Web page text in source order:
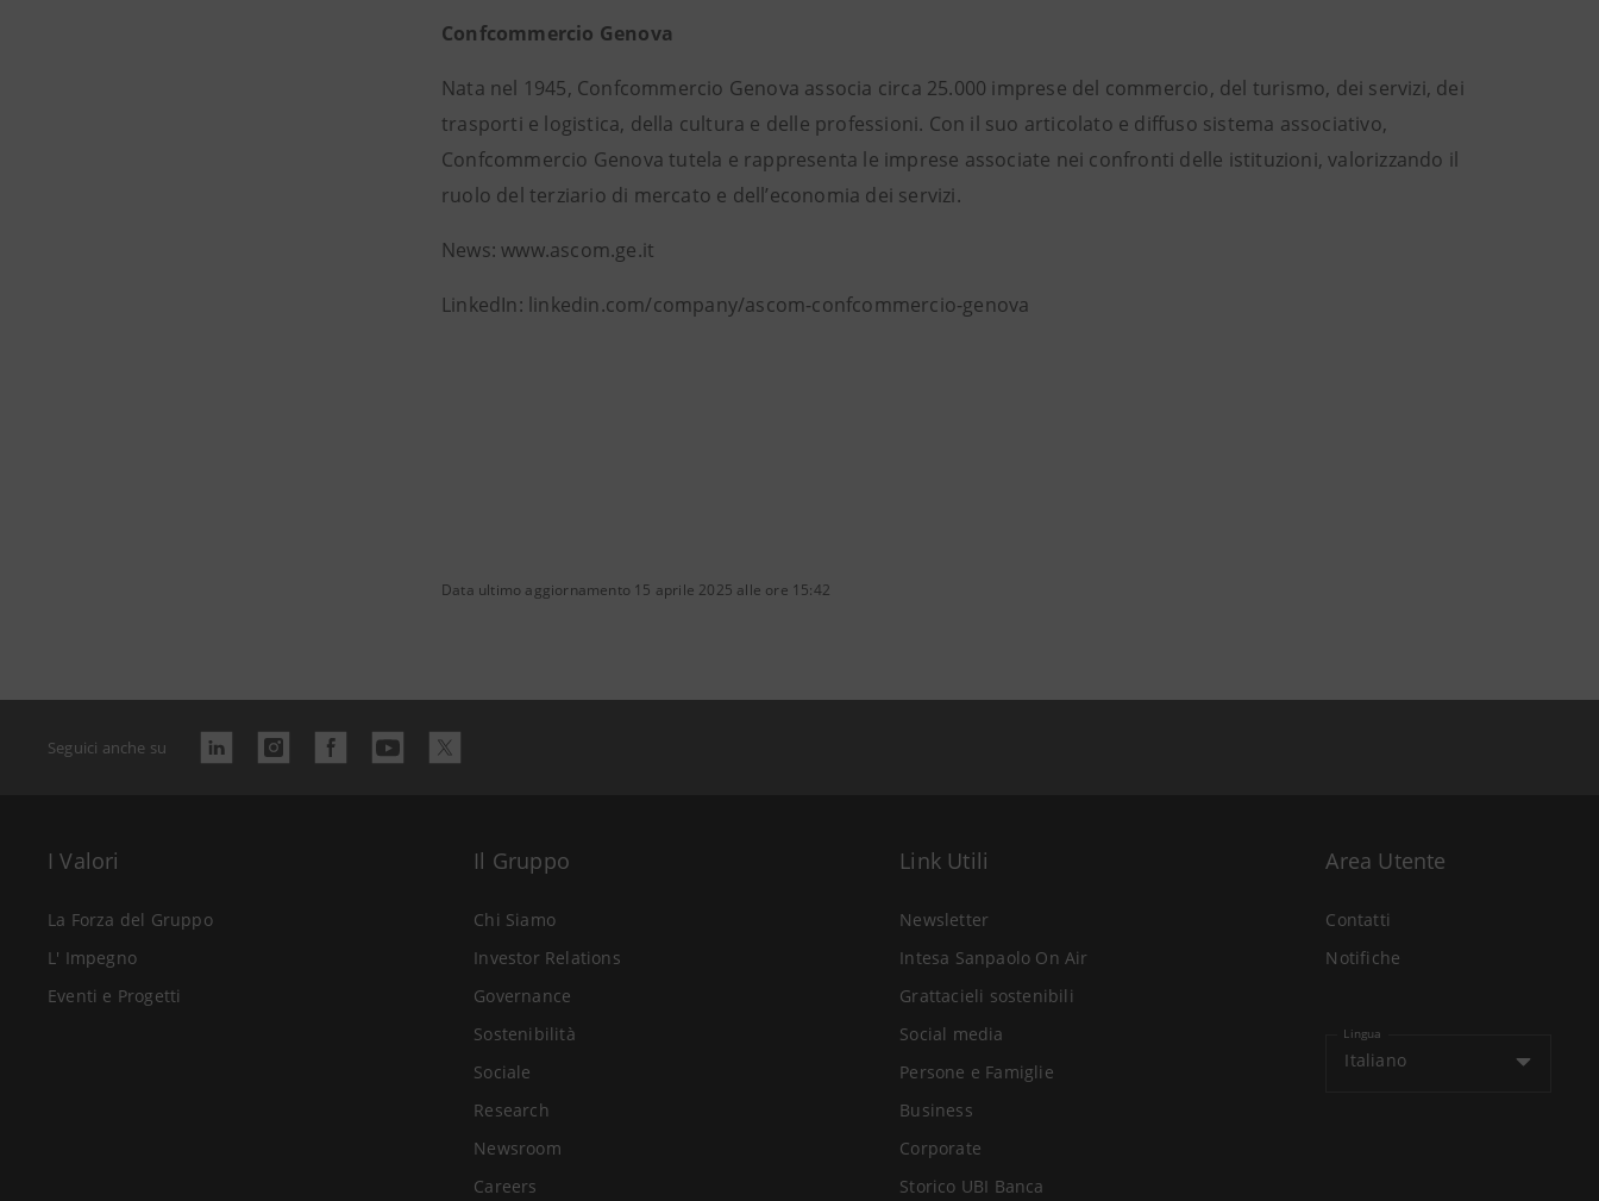
Confcommercio Genova
Nata nel 1945, Confcommercio Genova associa circa 25.000 imprese del commercio, del turismo, dei servizi, dei
trasporti e logistica, della cultura e delle professioni. Con il suo articolato e diffuso sistema associativo,
Confcommercio Genova tutela e rappresenta le imprese associate nei confronti delle istituzioni, valorizzando il
ruolo del terziario di mercato e dell’economia dei servizi.
News: www.ascom.ge.it
LinkedIn: linkedin.com/company/ascom-confcommercio-genova
Data ultimo aggiornamento 15 aprile 2025 alle ore 15:42
Seguici anche su
I Valori
La Forza del Gruppo
L' Impegno
Eventi e Progetti
Il Gruppo
Chi Siamo
Investor Relations
Governance
Sostenibilità
Sociale
Research
Newsroom
Careers
Link Utili
Newsletter
Intesa Sanpaolo On Air
Grattacieli sostenibili
Social media
Persone e Famiglie
Business
Corporate
Storico UBI Banca
Area Utente
Contatti
Notifiche
Lingua
Italiano